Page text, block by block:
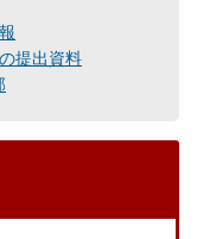
提出資料